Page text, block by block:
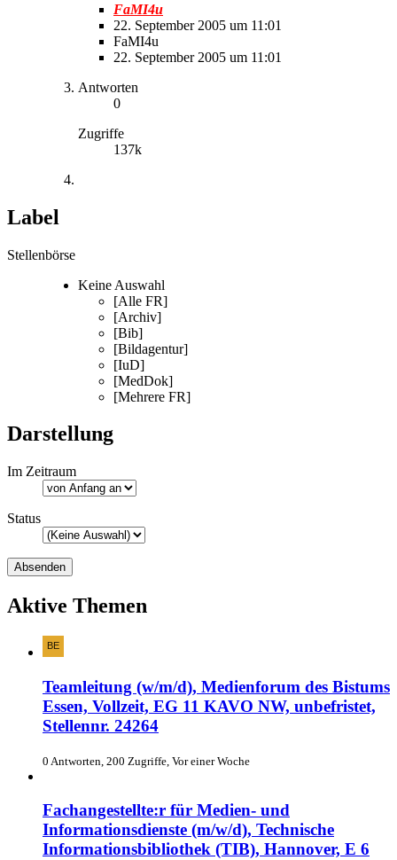
FaMI4u
22. September 2005 um 11:01
FaMI4u
22. September 2005 um 11:01
Antworten
0
Zugriffe
137k
Label
Stellenbörse
Keine Auswahl
[Alle FR]
[Archiv]
[Bib]
[Bildagentur]
[IuD]
[MedDok]
[Mehrere FR]
Darstellung
Im Zeitraum
Status
Aktive Themen
Teamleitung (w/m/d), Medienforum des Bistums
Essen, Vollzeit, EG 11 KAVO NW, unbefristet,
Stellennr. 24264
0 Antworten, 200 Zugriffe, Vor einer Woche
Fachangestellte:r für Medien- und
Informationsdienste (m/w/d), Technische
Informationsbibliothek (TIB), Hannover, E 6